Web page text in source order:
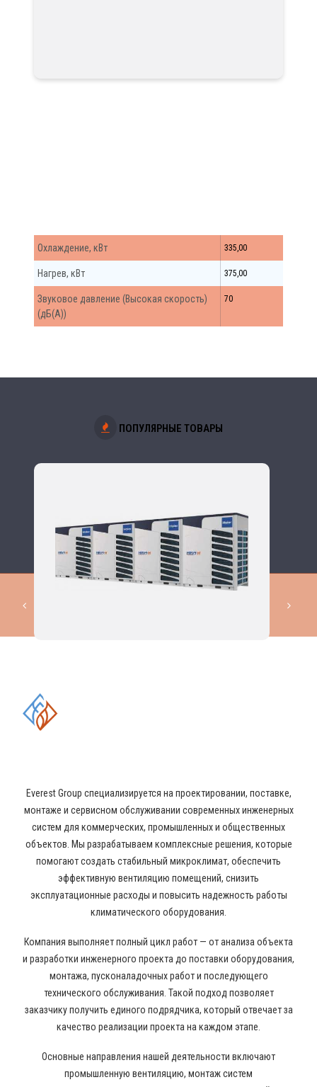
Охлаждение, кВт 335,00
Нагрев, кВт 375,00
Звуковое давление (Высокая скорость)
(дБ(А))
70
ПОПУЛЯРНЫЕ ТОВАРЫ
Everest Group специализируется на проектировании, поставке,
монтаже и сервисном обслуживании современных инженерных
систем для коммерческих, промышленных и общественных
объектов. Мы разрабатываем комплексные решения, которые
помогают создать стабильный микроклимат, обеспечить
эффективную вентиляцию помещений, снизить
эксплуатационные расходы и повысить надежность работы
климатического оборудования.
Компания выполняет полный цикл работ — от анализа объекта
и разработки инженерного проекта до поставки оборудования,
монтажа, пусконаладочных работ и последующего
технического обслуживания. Такой подход позволяет
заказчику получить единого подрядчика, который отвечает за
качество реализации проекта на каждом этапе.
Основные направления нашей деятельности включают
промышленную вентиляцию, монтаж систем